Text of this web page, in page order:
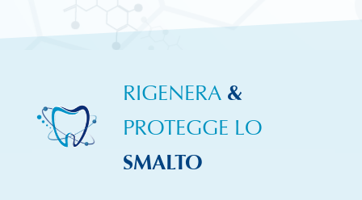
RIGENERA &
PROTEGGE LO
SMALTO